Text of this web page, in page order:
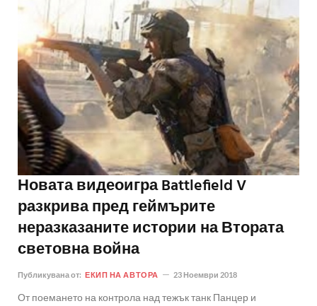
Новата видеоигра Battlefield V
разкрива пред геймърите
неразказаните истории на Втората
световна война
Публикувана от: ЕКИП НА АВТОРА 23 Ноември 2018
От поемането на контрола над тежък танк Панцер и